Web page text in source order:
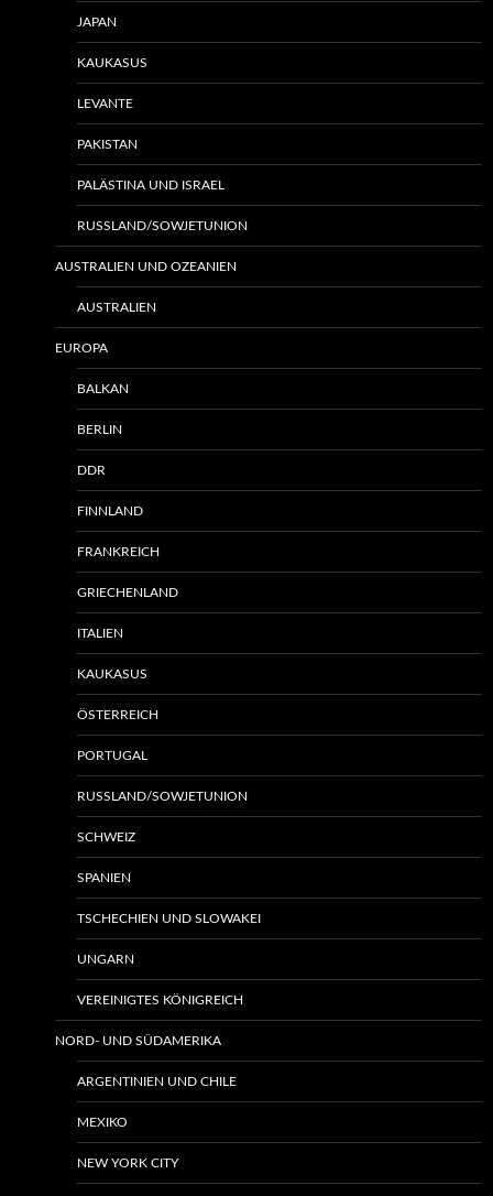
JAPAN
KAUKASUS
LEVANTE
PAKISTAN
PALÄSTINA UND ISRAEL
RUSSLAND/SOWJETUNION
AUSTRALIEN UND OZEANIEN
AUSTRALIEN
EUROPA
BALKAN
BERLIN
DDR
FINNLAND
FRANKREICH
GRIECHENLAND
ITALIEN
KAUKASUS
ÖSTERREICH
PORTUGAL
RUSSLAND/SOWJETUNION
SCHWEIZ
SPANIEN
TSCHECHIEN UND SLOWAKEI
UNGARN
VEREINIGTES KÖNIGREICH
NORD- UND SÜDAMERIKA
ARGENTINIEN UND CHILE
MEXIKO
NEW YORK CITY